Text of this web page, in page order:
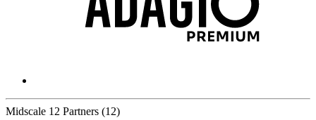
Midscale 12 Partners (12)